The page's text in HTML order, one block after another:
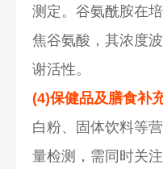
测定。谷氨酰胺在
焦谷氨酸，其浓度
谢活性。
(4)保健品及膳食补
白粉、固体饮料等
量检测，需同时关